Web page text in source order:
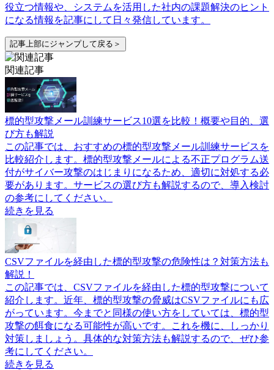
役立つ情報や、システムを活用した社内の課題解決のヒント
になる情報を記事にして日々発信しています。
記事上部にジャンプして戻る＞
関連記事
標的型攻撃メール訓練サービス10選を比較！概要や目的、選
び方も解説
この記事では、おすすめの標的型攻撃メール訓練サービスを
比較紹介します。標的型攻撃メールによる不正プログラム送
付がサイバー攻撃のはじまりになるため、適切に対処する必
要があります。サービスの選び方も解説するので、導入検討
の参考にしてください。
続きを見る
CSVファイルを経由した標的型攻撃の危険性は？対策方法も
解説！
この記事では、CSVファイルを経由した標的型攻撃について
紹介します。近年、標的型攻撃の脅威はCSVファイルにも広
がっています。今までと同様の使い方をしていては、標的型
攻撃の餌食になる可能性が高いです。これを機に、しっかり
対策しましょう。具体的な対策方法も解説するので、ぜひ参
考にしてください。
続きを見る